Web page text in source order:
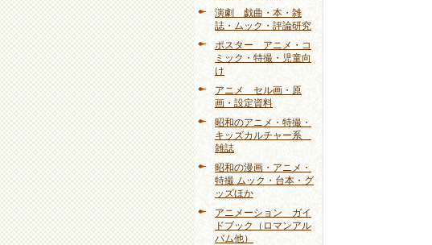
演劇 戯曲・本・雑
誌・ムック・評論研究
ポスター アニメ・コ
ミック・特撮・児童向
け
アニメ セル画・原
画・設定資料
昭和のアニメ・特撮・
キッズカルチャー系
雑誌
昭和の漫画・アニメ・
特撮 ムック・台本・グ
ッズほか
アニメーション ガイ
ドブック（ロマンアル
バム他）